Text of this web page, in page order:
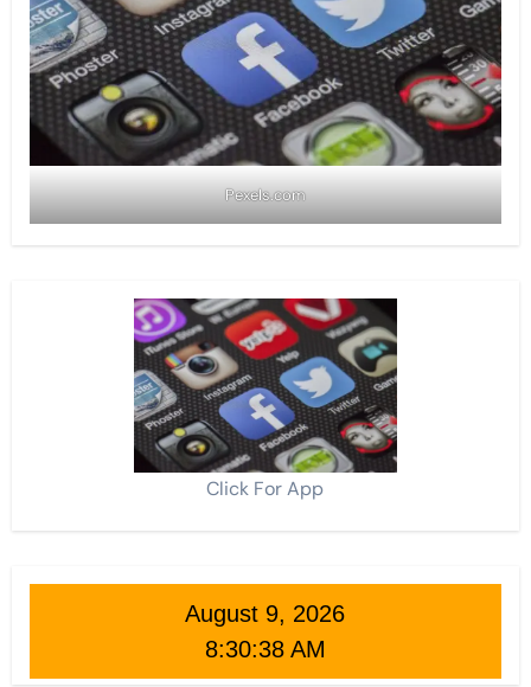
Pexels.com
Click For App
August 9, 2026
8:30:39 AM